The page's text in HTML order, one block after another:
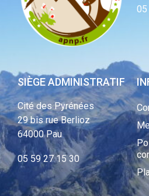
05
SIÈGE ADMINISTRATIF
Cité des Pyrénées
29 bis rue Berlioz
64000 Pau
05 59 27 15 30